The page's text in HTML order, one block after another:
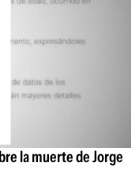
la muerte de Jorge